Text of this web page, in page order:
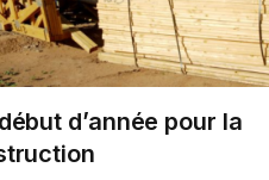
d’année pour la